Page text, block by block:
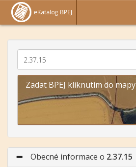
Zadat BPEJ kliknutím do mapy
Obecné informace o 2.37.15